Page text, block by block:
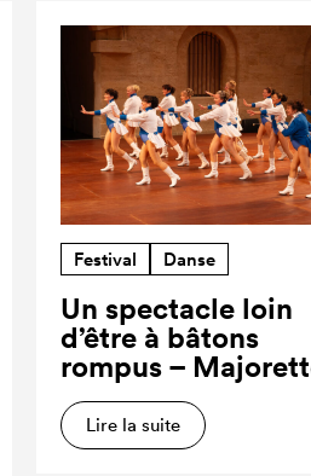
Festival Danse
Un spectacle loin
d’être à bâtons
rompus –
Lire la suite